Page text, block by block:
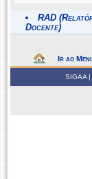
RAD
Docente)
Ir ao
SIGAA